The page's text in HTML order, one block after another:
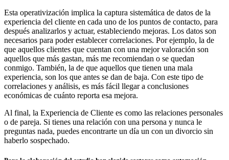
Esta operativización implica la captura sistemática de datos de la
experiencia del cliente en cada uno de los puntos de contacto, para
después analizarlos y actuar, estableciendo mejoras. Los datos son
necesarios para poder establecer correlaciones. Por ejemplo, la de
que aquellos clientes que cuentan con una mejor valoración son
aquellos que más gastan, más me recomiendan o se quedan
conmigo. También, la de que aquellos que tienen una mala
experiencia, son los que antes se dan de baja. Con este tipo de
correlaciones y análisis, es más fácil llegar a conclusiones
económicas de cuánto reporta esa mejora.
Al final, la Experiencia de Cliente es como las relaciones personales
o de pareja. Si tienes una relación con una persona y nunca le
preguntas nada, puedes encontrarte un día un con un divorcio sin
haberlo sospechado.